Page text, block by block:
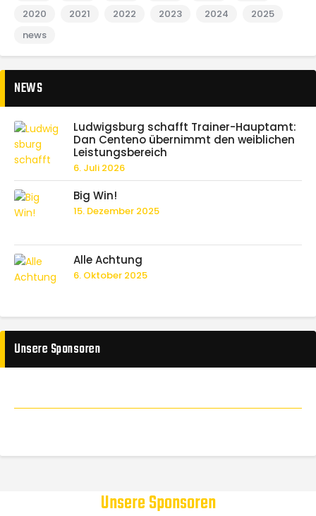
2020
2021 2022 2023 2024
2025
news
NEWS
Ludwigsburg schafft Trainer-Hauptamt:
Dan Centeno übernimmt den weiblichen
Leistungsbereich
6. Juli 2026
Big Win!
15. Dezember 2025
Alle Achtung
6. Oktober 2025
Unsere Sponsoren
Unsere Sponsoren